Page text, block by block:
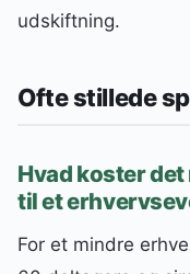
udskiftning.
Ofte stillede
Hvad koster
til et
For et mindre